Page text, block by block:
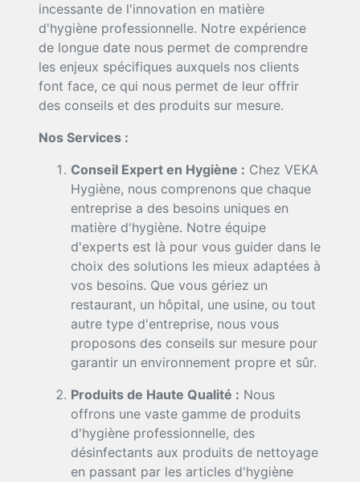
incessante de l'innovation en matière
d'hygiène professionnelle. Notre expérience
de longue date nous permet de comprendre
les enjeux spécifiques auxquels nos clients
font face, ce qui nous permet de leur offrir
des conseils et des produits sur mesure.
Nos Services :
Conseil Expert en Hygiène : Chez VEKA
Hygiène, nous comprenons que chaque
entreprise a des besoins uniques en
matière d'hygiène. Notre équipe
d'experts est là pour vous guider dans le
choix des solutions les mieux adaptées à
vos besoins. Que vous gériez un
restaurant, un hôpital, une usine, ou tout
autre type d'entreprise, nous vous
proposons des conseils sur mesure pour
garantir un environnement propre et sûr.
Produits de Haute Qualité : Nous
offrons une vaste gamme de produits
d'hygiène professionnelle, des
désinfectants aux produits de nettoyage
en passant par les articles d'hygiène